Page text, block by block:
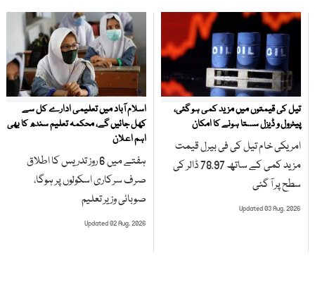
تیل کی قیمتوں میں مزید کمی ہو گئی،
پیٹرول و ڈیزل سستا ہونے کا امکان
امریکی خام تیل کی فی بیرل قیمت
مزید کمی کے ساتھ 78.97 ڈالر کی
سطح پر آ گئی
Updated 03 Aug, 2026
اسلام آباد میں تعلیمی ادارے کل سے
کھل جائیں گے، محکمہ تعلیم سندھ کا بھی
اہم اعلان
ہفتے میں 6 روز تدریس کا اطلاق
صرف سرکاری اسکولوں پر ہوگا،
صوبائی وزیر تعلیم
Updated 02 Aug, 2026